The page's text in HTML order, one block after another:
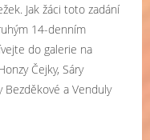
Jak žáci toto zadání
14-denním
do galerie na
Čejky, Sáry
Bezděkové a Venduly